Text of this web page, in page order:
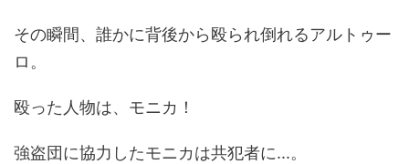
その瞬間、誰かに背後から殴られ倒れるアルトゥー
ロ。
殴った人物は、モニカ！
強盗団に協力したモニカは共犯者に...。